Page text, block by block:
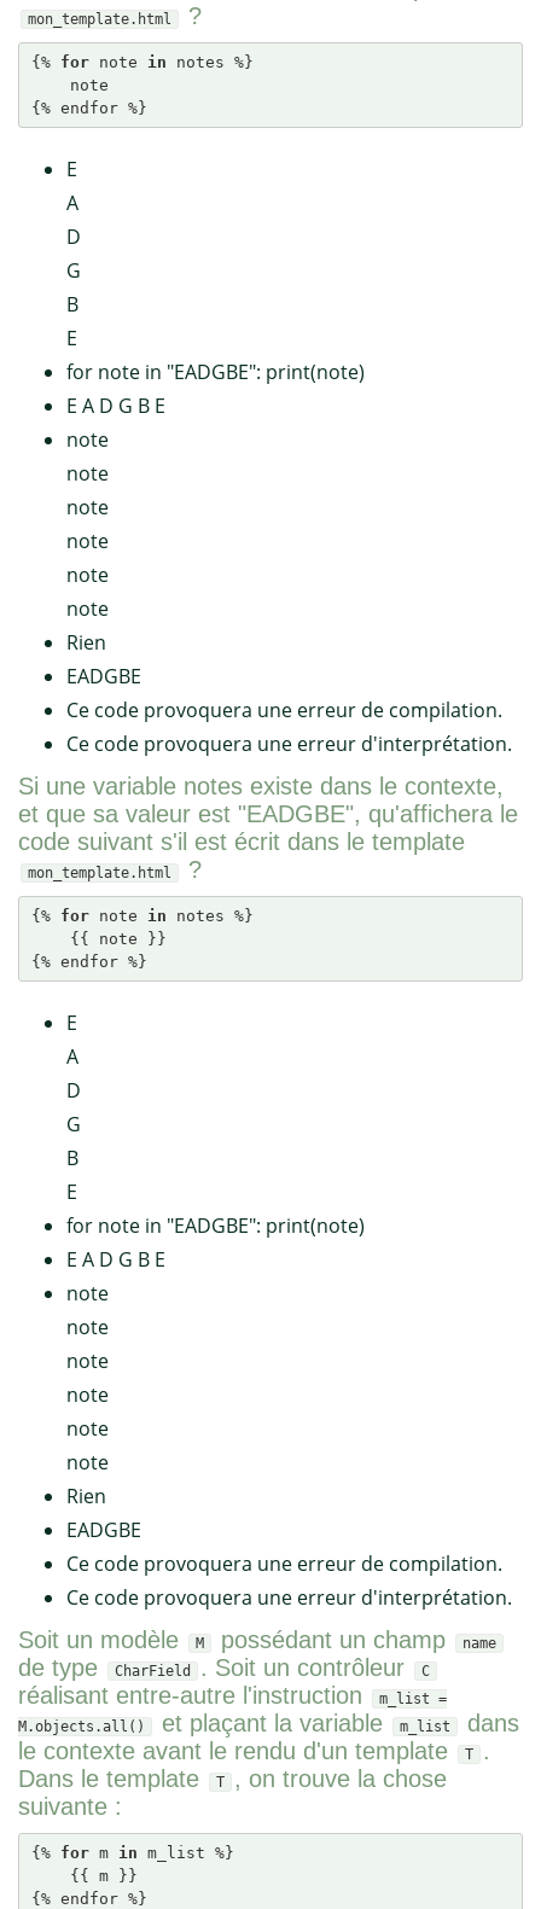
mon_template.html ?
{% for note in notes %}
{% endfor %}
E
A
D
G
B
E
for note in "EADGBE": print(note)
E A D G B E
note
note
note
note
note
note
Rien
EADGBE
Ce code provoquera une erreur de compilation.
Ce code provoquera une erreur d'interprétation.
Si une variable notes existe dans le contexte,
et que sa valeur est "EADGBE", qu'affichera le
code suivant s'il est écrit dans le template
mon_template.html ?
{% for note in notes %}
{% endfor %}
E
A
D
G
B
E
for note in "EADGBE": print(note)
E A D G B E
note
note
note
note
note
note
Rien
EADGBE
Ce code provoquera une erreur de compilation.
Ce code provoquera une erreur d'interprétation.
Soit un modèle
M possédant un champ name
de type CharField . Soit un contrôleur C
réalisant entre-autre l'instruction
m_list =
M.objects.all()
et plaçant la variable m_list
dans
le contexte avant le rendu d'un template
T
.
Dans le template
T
, on trouve la chose
suivante :
{% for m in m_list %}
{% endfor %}